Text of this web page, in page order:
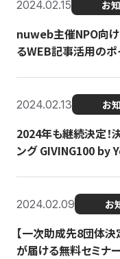
2024.02.15 お
nuweb主催NPO向け
るWEB記事活用のポ
2024.02.13 お
2024年も継続決定！
ング GIVING100 by
2024.02.09 お
【一次助成先8団体決
が届ける無料セミナ